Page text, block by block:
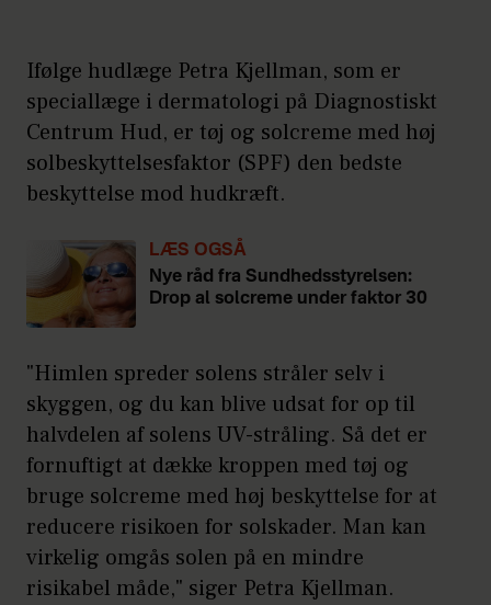
Ifølge hudlæge Petra Kjellman, som er
speciallæge i dermatologi på Diagnostiskt
Centrum Hud, er tøj og solcreme med høj
solbeskyttelsesfaktor (SPF) den bedste
beskyttelse mod hudkræft.
LÆS OGSÅ
Nye råd fra Sundhedsstyrelsen:
Drop al solcreme under faktor 30
"Himlen spreder solens stråler selv i
skyggen, og du kan blive udsat for op til
halvdelen af solens UV-stråling. Så det er
fornuftigt at dække kroppen med tøj og
bruge solcreme med høj beskyttelse for at
reducere risikoen for solskader. Man kan
virkelig omgås solen på en mindre
risikabel måde," siger Petra Kjellman.